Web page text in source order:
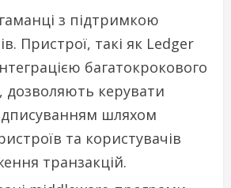
з підтримкою
Пристрої, такі як Ledger
багатокрокового
дозволяють керувати
шляхом
та користувачів
транзакцій.